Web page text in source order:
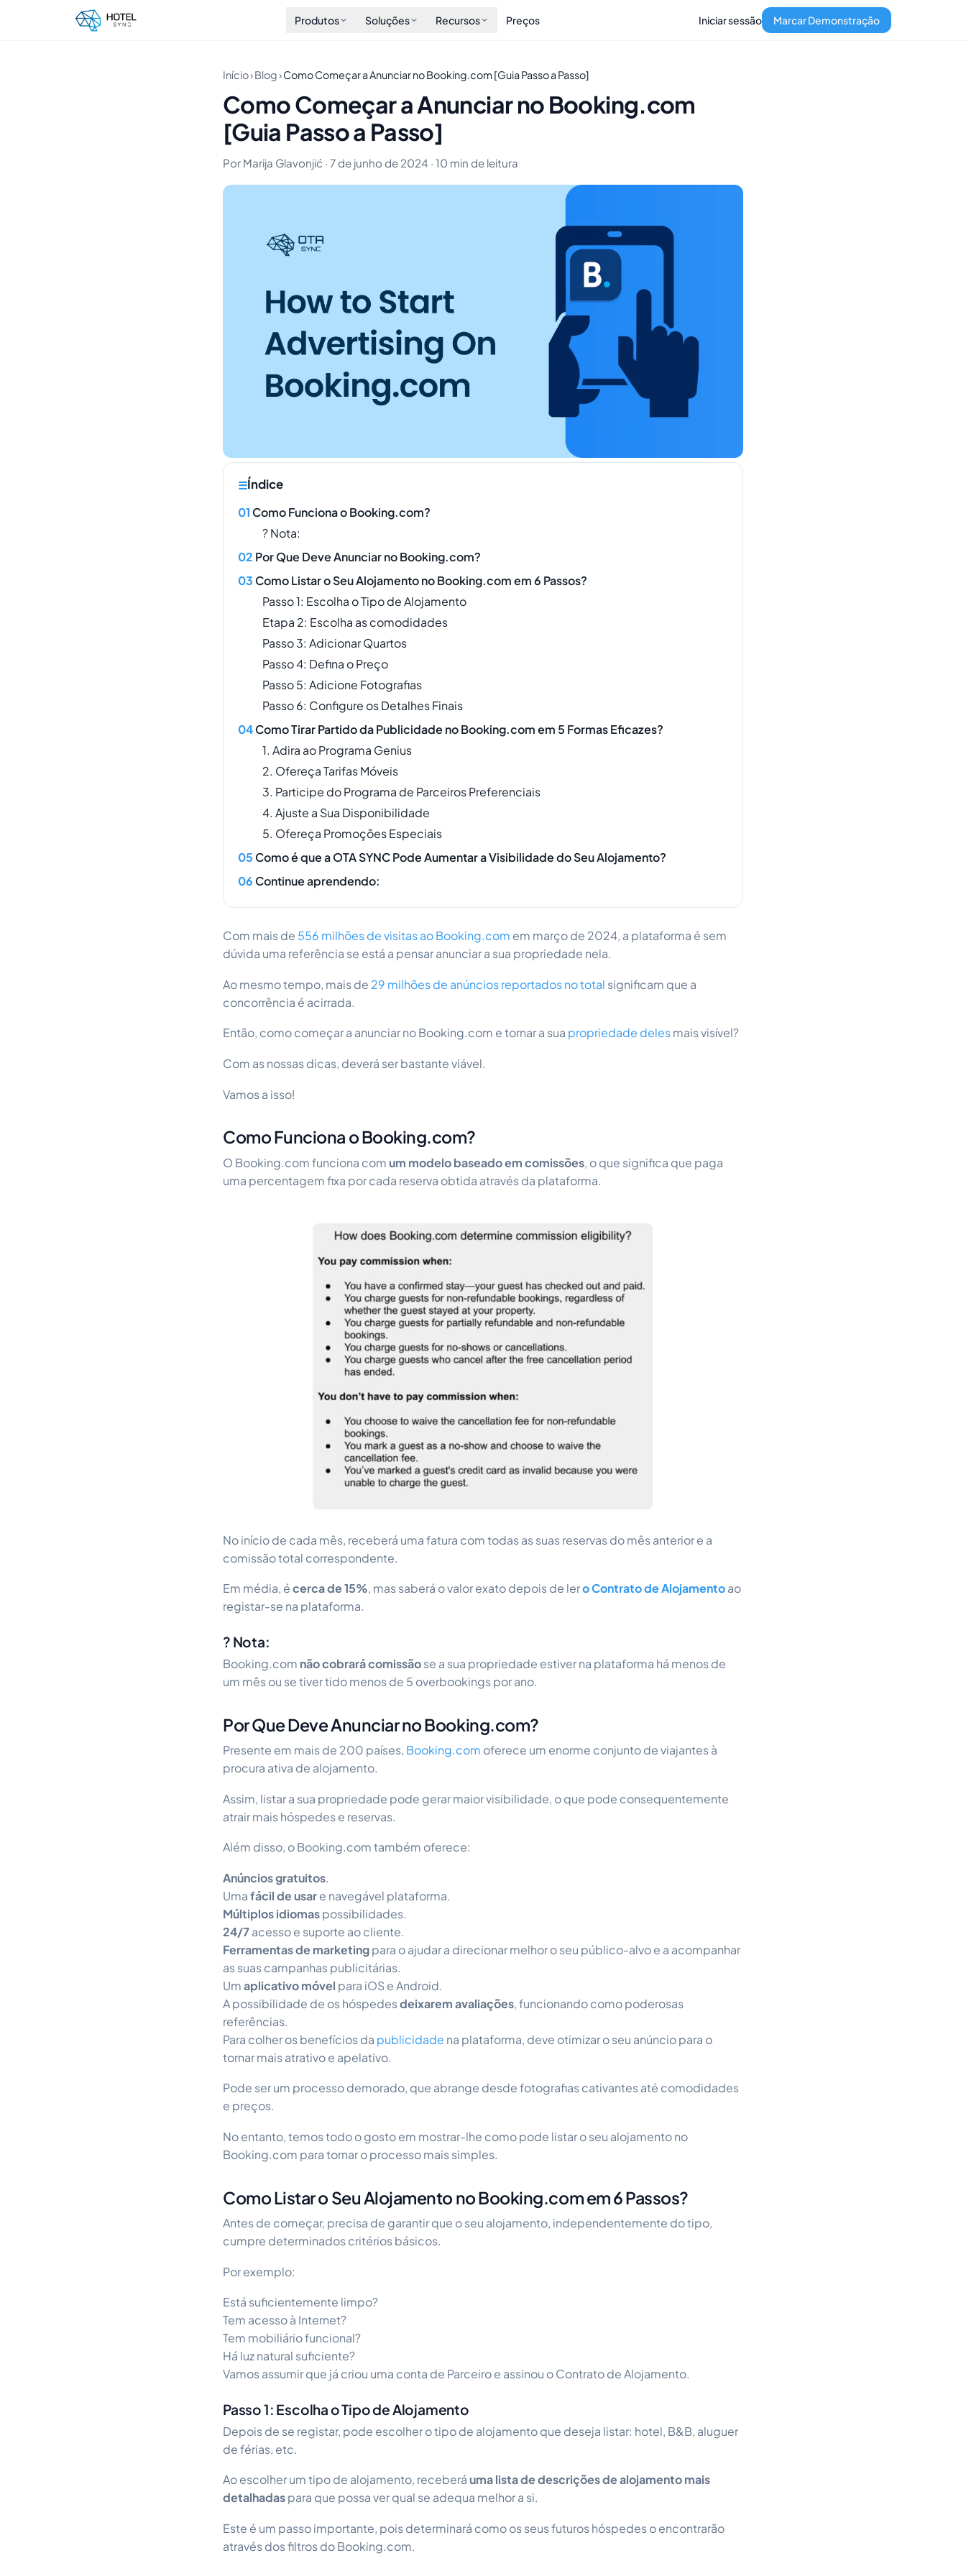
Produtos Soluções Recursos Preços Iniciar sessão Marcar Demonstração
Início›Blog›Como Começar a Anunciar no Booking.com [Guia Passo a Passo]
Como Começar a Anunciar no Booking.com
[Guia Passo a Passo]
Por Marija Glavonjić · 7 de junho de 2024 · 10 min de leitura
Índice
Como Funciona o Booking.com?
? Nota:
Por Que Deve Anunciar no Booking.com?
Como Listar o Seu Alojamento no Booking.com em 6 Passos?
Passo 1: Escolha o Tipo de Alojamento
Etapa 2: Escolha as comodidades
Passo 3: Adicionar Quartos
Passo 4: Defina o Preço
Passo 5: Adicione Fotografias
Passo 6: Configure os Detalhes Finais
Como Tirar Partido da Publicidade no Booking.com em 5 Formas Eficazes?
1. Adira ao Programa Genius
2. Ofereça Tarifas Móveis
3. Participe do Programa de Parceiros Preferenciais
4. Ajuste a Sua Disponibilidade
5. Ofereça Promoções Especiais
Como é que a OTA SYNC Pode Aumentar a Visibilidade do Seu Alojamento?
Continue aprendendo:
Com mais de 556 milhões de visitas ao Booking.com em março de 2024, a plataforma é sem
dúvida uma referência se está a pensar anunciar a sua propriedade nela.
Ao mesmo tempo, mais de 29 milhões de anúncios reportados no total significam que a
concorrência é acirrada.
Então, comocomeçar a anunciar no Booking.com e tornar a sua propriedade delesmais visível?
Com as nossas dicas, deverá ser bastante viável.
Vamos a isso!
Como Funciona o Booking.com?
O Booking.com funciona comum modelo baseado em comissões, o que significa que paga
uma percentagem fixa por cada reserva obtida através da plataforma.
No início de cada mês, receberá uma fatura com todas as suas reservas do mês anterior e a
comissão total correspondente.
Em média, écerca de 15%, mas saberá o valor exato depois de lero Contrato de Alojamentoao
registar-se na plataforma.
? Nota:
Booking.com não cobrará comissãose a sua propriedade estiver na plataforma há menos de
um mês ou se tiver tido menos de 5 overbookings por ano.
Por Que Deve Anunciar no Booking.com?
Presente em mais de 200 países, Booking.com oferece um enorme conjunto de viajantes à
procura ativa de alojamento.
Assim, listar a sua propriedade pode gerarmaior visibilidade, o que pode consequentemente
atrair mais hóspedes e reservas.
Além disso, o Booking.com também oferece:
Anúncios gratuitos.
Umafácil de usare navegável plataforma.
Múltiplos idiomaspossibilidades.
24/7acesso e suporte ao cliente.
Ferramentas de marketingpara o ajudar a direcionar melhor o seu público-alvo e a acompanhar
as suas campanhas publicitárias.
Umaplicativo móvel para iOS e Android.
A possibilidade de os hóspedesdeixarem avaliações, funcionando como poderosas
referências.
Para colher os benefícios da publicidade na plataforma, deve otimizar o seu anúncio para o
tornar mais atrativo e apelativo.
Pode ser um processo demorado, que abrange desde fotografias cativantes até comodidades
e preços.
No entanto, temos todo o gosto em mostrar-lhe como pode listar o seu alojamento no
Booking.com para tornar o processo mais simples.
Como Listar o Seu Alojamento no Booking.com em 6 Passos?
Antes de começar, precisa de garantir que o seu alojamento, independentemente do tipo,
cumpre determinados critérios básicos.
Por exemplo:
Está suficientemente limpo?
Tem acesso à Internet?
Tem mobiliário funcional?
Há luz natural suficiente?
Vamos assumir que já criou uma conta de Parceiro e assinou o Contrato de Alojamento.
Passo 1: Escolha o Tipo de Alojamento
Depois de se registar, pode escolher o tipo de alojamento que deseja listar: hotel, B&B, aluguer
de férias, etc.
Ao escolher um tipo de alojamento, receberáuma lista de descrições de alojamento mais
detalhadaspara que possa ver qual se adequa melhor a si.
Este é um passo importante, pois determinará como os seus futuros hóspedes o encontrarão
através dos filtros do Booking.com.